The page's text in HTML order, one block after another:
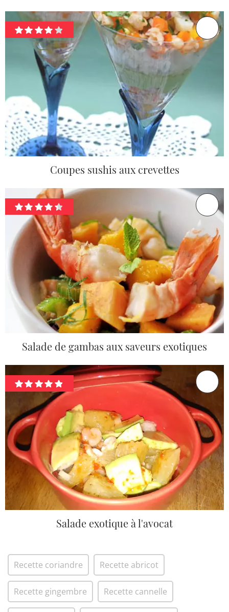
Coupes sushis aux crevettes
Salade de gambas aux saveurs exotiques
Salade exotique à l'avocat
Recette coriandre Recette abricot
Recette gingembre Recette cannelle